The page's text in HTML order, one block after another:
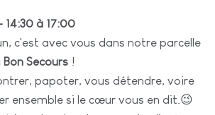
r
à 17:00
c'est avec vous dans notre parcelle
Bon Secours !
papoter, vous détendre, voire
ensemble si le cœur vous en dit.😉